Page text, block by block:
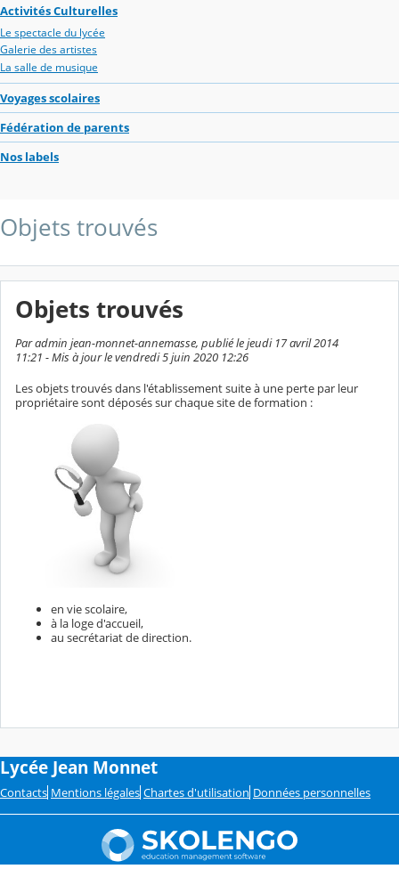
Activités Culturelles
Le spectacle du lycée
Galerie des artistes
La salle de musique
Voyages scolaires
Fédération de parents
Nos labels
Objets trouvés
Objets trouvés
Par admin jean-monnet-annemasse, publié le jeudi 17 avril 2014
11:21 - Mis à jour le vendredi 5 juin 2020 12:26
Les objets trouvés dans l'établissement suite à une perte par leur
propriétaire sont déposés sur chaque site de formation :
en vie scolaire,
à la loge d'accueil,
au secrétariat de direction.
Lycée Jean Monnet
Contacts Mentions légales Chartes d'utilisation Données personnelles